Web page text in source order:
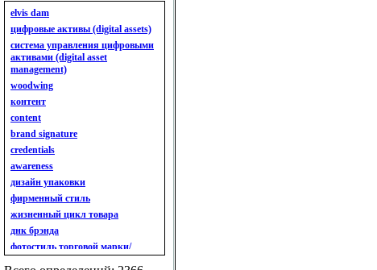
анализ имиджа
анализ кластерный
анализ конкурентов
анализ кросс-культурных
особенностей
анализ мак кинси «7s»
анализ макросистемы
анализ маркетинговый
анализ рынка
анализ ситуационный
анализ экспертный
индивидуальный
анкета
ассортимент
ассортимент товарный.
планирование товарного
ассортимента
ассортимент. глубина
elvis dam
цифровые активы (digital assets)
система управления цифровыми
активами (digital asset
management)
woodwing
контент
content
brand signature
credentials
awareness
дизайн упаковки
фирменный стиль
жизненный цикл товара
днк брэнда
фотостиль торговой марки/
линейки продукции